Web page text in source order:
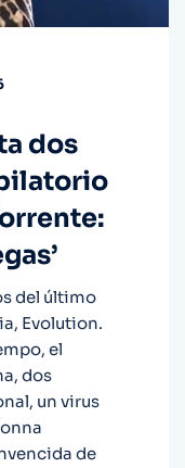
dos
del último
Evolution.
el
dos
un virus
de